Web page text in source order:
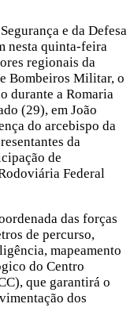
e da Defesa
nesta quinta-feira
regionais da
Bombeiros Militar, o
durante a Romaria
(29), em João
do arcebispo da
da
de
Federal
das forças
de percurso,
mapeamento
do Centro
que garantirá o
dos